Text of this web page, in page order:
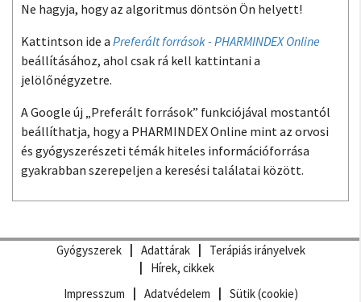
Ne hagyja, hogy az algoritmus döntsön Ön helyett!
Kattintson ide a Preferált források - PHARMINDEX Online
beállításához, ahol csak rá kell kattintani a
jelölőnégyzetre.
A Google új „Preferált források” funkciójával mostantól
beállíthatja, hogy a PHARMINDEX Online mint az orvosi
és gyógyszerészeti témák hiteles információforrása
gyakrabban szerepeljen a keresési találatai között.
Gyógyszerek Adattárak
Terápiás irányelvek
Hírek, cikkek
Impresszum
Adatvédelem
Sütik (cookie)